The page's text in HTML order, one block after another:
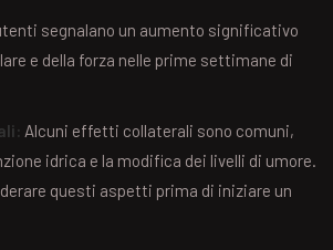
segnalano un aumento significativo
e della forza nelle prime settimane di
Alcuni effetti collaterali sono comuni,
idrica e la modifica dei livelli di umore.
questi aspetti prima di iniziare un